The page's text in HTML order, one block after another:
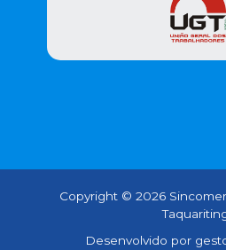
Copyright © 2026
Desenvolvido por